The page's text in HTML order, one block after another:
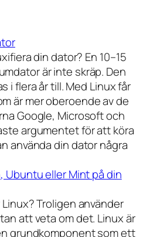
din dator? En 10–15
är inte skräp. Den
i flera år till. Med Linux får
är mer oberoende av de
Google, Microsoft och
argumentet för att köra
använda din dator några
Ubuntu eller Mint på din
Troligen använder
att veta om det. Linux är
grundkomponent som ett